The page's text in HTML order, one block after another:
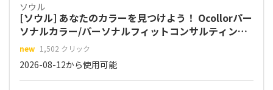
ソウル
[ソウル] あなたのカラーを見つけよう！ Ocollorパー
ソナルカラー/パーソナルフィットコンサルティング-
新沙店
new 1,502 クリック
2026-08-12から使用可能